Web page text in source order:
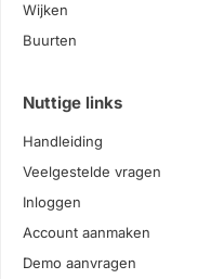
Wijken
Buurten
Nuttige links
Handleiding
Veelgestelde vragen
Inloggen
Account aanmaken
Demo aanvragen